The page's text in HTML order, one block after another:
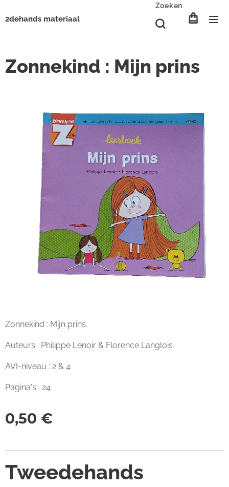
2dehands materiaal
Zoeken
Zonnekind : Mijn prins
Zonnekind : Mijn prins.
Auteurs : Philippe Lenoir & Florence Langlois
AVI-niveau : 2 & 4
Pagina's : 24
0,50 €
Tweedehands